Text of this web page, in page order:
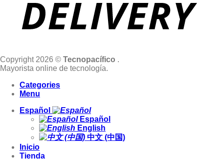
Copyright 2026 © Tecnopacífico .
Mayorista online de tecnología.
Categories
Menu
Español
Español
English
中文 (中国)
Inicio
Tienda